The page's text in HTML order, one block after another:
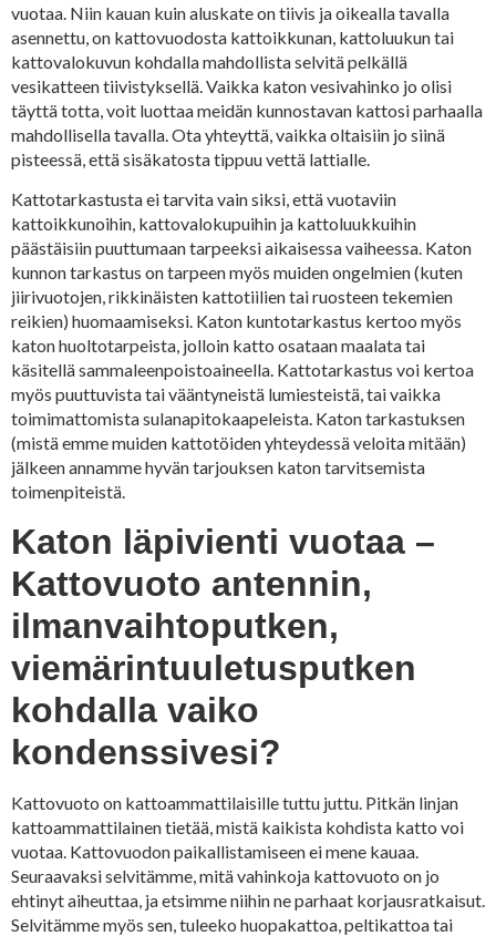
vuotaa. Niin kauan kuin aluskate on tiivis ja oikealla tavalla
asennettu, on kattovuodosta kattoikkunan, kattoluukun tai
kattovalokuvun kohdalla mahdollista selvitä pelkällä
vesikatteen tiivistyksellä. Vaikka katon vesivahinko jo olisi
täyttä totta, voit luottaa meidän kunnostavan kattosi parhaalla
mahdollisella tavalla. Ota yhteyttä, vaikka oltaisiin jo siinä
pisteessä, että sisäkatosta tippuu vettä lattialle.
Kattotarkastusta ei tarvita vain siksi, että vuotaviin
kattoikkunoihin, kattovalokupuihin ja kattoluukkuihin
päästäisiin puuttumaan tarpeeksi aikaisessa vaiheessa. Katon
kunnon tarkastus on tarpeen myös muiden ongelmien (kuten
jiirivuotojen, rikkinäisten kattotiilien tai ruosteen tekemien
reikien) huomaamiseksi. Katon kuntotarkastus kertoo myös
katon huoltotarpeista, jolloin katto osataan maalata tai
käsitellä sammaleenpoistoaineella. Kattotarkastus voi kertoa
myös puuttuvista tai vääntyneistä lumiesteistä, tai vaikka
toimimattomista sulanapitokaapeleista. Katon tarkastuksen
(mistä emme muiden kattotöiden yhteydessä veloita mitään)
jälkeen annamme hyvän tarjouksen katon tarvitsemista
toimenpiteistä.
Katon läpivienti vuotaa –
Kattovuoto antennin,
ilmanvaihtoputken,
viemärintuuletusputken
kohdalla vaiko
kondenssivesi?
Kattovuoto on kattoammattilaisille tuttu juttu. Pitkän linjan
kattoammattilainen tietää, mistä kaikista kohdista katto voi
vuotaa. Kattovuodon paikallistamiseen ei mene kauaa.
Seuraavaksi selvitämme, mitä vahinkoja kattovuoto on jo
ehtinyt aiheuttaa, ja etsimme niihin ne parhaat korjausratkaisut.
Selvitämme myös sen, tuleeko huopakattoa, peltikattoa tai